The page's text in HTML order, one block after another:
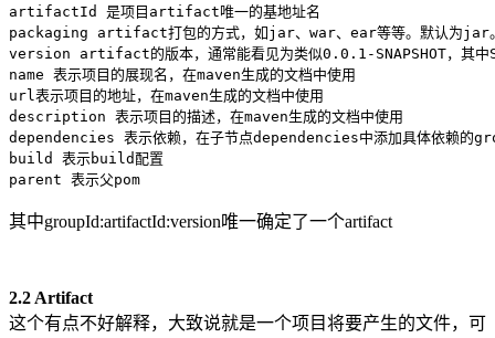
artifactId 是项目artifact唯一的基地址名
packaging artifact打包的方式，如jar、war、ear等等。默认为jar。
version artifact的版本，通常能看见为类似0.0.1-SNAPSHOT，其中
name 表示项目的展现名，在maven生成的文档中使用
url表示项目的地址，在maven生成的文档中使用
description 表示项目的描述，在maven生成的文档中使用
dependencies 表示依赖，在子节点dependencies中添加具体依
build 表示build配置
parent 表示父pom
其中groupId:artifactId:version唯一确定了一个artifact
2.2 Artifact
这个有点不好解释，大致说就是一个项目将要产生的文件，可